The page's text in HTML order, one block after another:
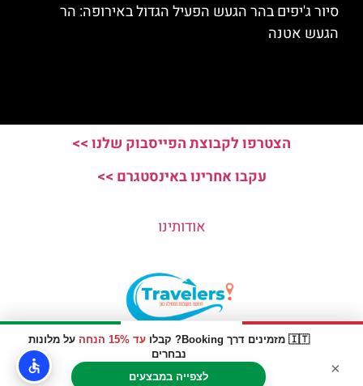
🇮🇹 מזמינים דרך Booking? קבלו עד 15% הנחה
על מלונות
נבחרים
לצפייה במבצעים
×
סיור ג'יפים בהר הגעש הפעיל הגדול באירופה: הר
הגעש אטנה
הצטרפו לקבוצת הפייסבוק שלנו >>
עקבו אחרינו באינסטגרם >>
אודותינו
האתר הינו אתר המלצות מטיילים © כל הזכויות שמורות לסוכנות
TRAVELERS.CO.IL